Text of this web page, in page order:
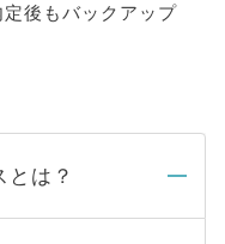
定後もバックアップ
とは？